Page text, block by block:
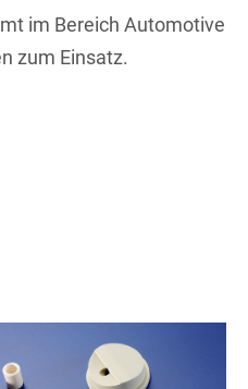
im Bereich Automotive
zum Einsatz.